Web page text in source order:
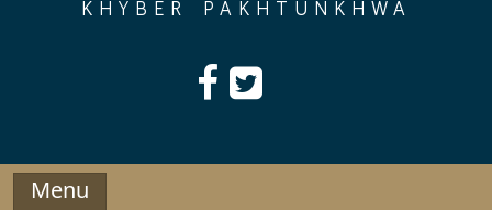
KHYBER PAKHTUNKHWA
Menu